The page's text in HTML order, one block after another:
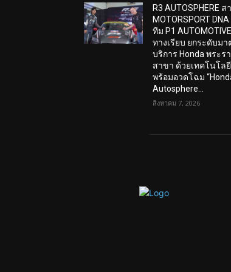
R3 AUTOSPHERE
MOTORSPORT
ทีม P1
ทางเรียบ ยกระดับม
บริการ Honda พระร
สาขา ด้วยเทคโนโล
พร้อมอวดโฉม
Autosphere...
สิงหาคม 7, 2026